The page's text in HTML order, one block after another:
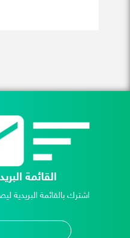
القائمة
اشترك بالقائمة البريدية